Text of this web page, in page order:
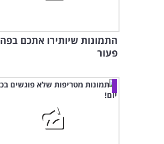
התמונות שיותירו אתכם בפה
פעור